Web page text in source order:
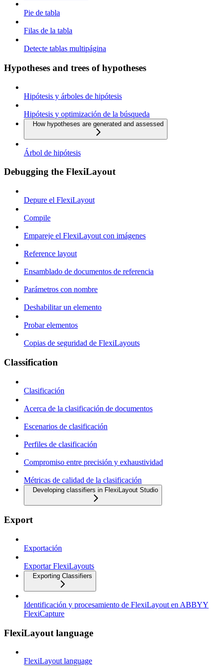
Pie de tabla
Filas de la tabla
Detecte tablas multipágina
Hypotheses and trees of hypotheses
Hipótesis y árboles de hipótesis
Hipótesis y optimización de la búsqueda
How hypotheses are generated and assessed
Árbol de hipótesis
Debugging the FlexiLayout
Depure el FlexiLayout
Compile
Empareje el FlexiLayout con imágenes
Reference layout
Ensamblado de documentos de referencia
Parámetros con nombre
Deshabilitar un elemento
Probar elementos
Copias de seguridad de FlexiLayouts
Classification
Clasificación
Acerca de la clasificación de documentos
Escenarios de clasificación
Perfiles de clasificación
Compromiso entre precisión y exhaustividad
Métricas de calidad de la clasificación
Developing classifiers in FlexiLayout Studio
Export
Exportación
Exportar FlexiLayouts
Exporting Classifiers
Identificación y procesamiento de FlexiLayout en ABBYY
FlexiCapture
FlexiLayout language
FlexiLayout language